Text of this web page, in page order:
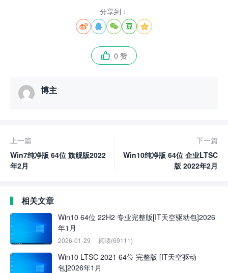
分享到：
    
 0 赞
博主
上一篇
Win7纯净版 64位 旗舰版2022
年2月
下一篇
Win10纯净版 64位 企业LTSC
版 2022年2月
相关文章
Win10 64位 22H2 专业完整版[IT天空驱动包]2026
年1月
2026-01-29 阅读(69111)
Win10 LTSC 2021 64位 完整版 [IT天空驱动
包]2026年1月